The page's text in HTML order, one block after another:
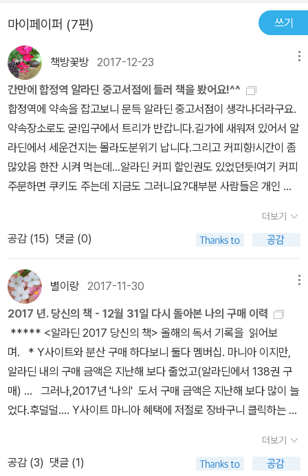
품 중에도 각각의 에피소드의 독립성이 높아서 한꺼번에 읽는 것보다
한 두권씩 읽는 것이 나을 것이다, 라는 가설만은 다수의 사람들에게
적용되는 이야기가 아닐까 싶다.
마이페이퍼 (7편) 쓰기
책방꽃방 2017-12-23
간만에 합정역 알라딘 중고서점에 들러 책을 봤어요!^^
합정역에 약속을 잡고보니 문득 알라딘 중고서점이 생각나더라구요.
약속장소로도 굳!입구에서 트리가 반갑니다.길가에 새워져 있어서 알
라딘에서 세운건지는 몰라도분위기 납니다.그리고 커피향!시간이 좀
많았음 한잔 시켜 먹는데...알라딘 커피 할인권도 있었던듯!여기 커피
주문하면 쿠키도 주는데 지금도 그러니요?대부분 사람들은 개인 볼
뭘해도 좋음!알라딘 중고서점엔 없는게 없어요.중고 씨디에 디비디!
만화책에 일반서적에 굳즈등등!저는 궁금했던 책 꺼내다가 봅니다.역
시 누군가를 기다릴땐 그림에세이가 최고!꼬닐리오의 그래도 너를 사
랑한단다!중고임에도 가격이 무려 4000원을 넘네요.그림이 주는 위
로와 행복!한때 네이버 스티커로 애용했던 꼬닐리의 그림!그게 유료
로 바뀌어서 무지 아쉬웠지만이렇게 책으로 만나니 더 반가운걸요!그
리고 만화책에 기웃거리다가백귀야행에 꽂혀서 빼들고 왔어요.귀신
보는 이야기는 물론 귀신나오는 이야기,음양사 이야기등에 관심이 많
은지라재밌게 보고 있는데 이야기가 약간 좀 복잡ㅠㅠ그러는 와중에
기다리던 사람이 연락이 와서나와야했어요.만화책 중고가격은 1500
원이었던듯!새책도 아니고 무지 헌책인데 넘 비쌈!아무튼 합정역에서
약속 잡을땐 알라딘 중고서점이 딱이에요!^^참 어제 서재의 달인에
북플매니아라고 메일이 왔던데올해도 똑같은 머그랑 다이어리 보내
더보기
공감 (15) 댓글 (0)
별이랑 2017-11-30
2017 년. 당신의 책 - 12월 31일 다시 돌아본 나의 구매 이력
***** <알라딘 2017 당신의 책> 올해의 독서 기록을 읽어보
며. * Y사이트와 분산 구매 하다보니 둘다 멤버십. 마니아 이지만,
알라딘 내의 구매 금액은 지난해 보다 줄었고(알라딘에서 138권 구
매) ... 그러나,2017년 '나의' 도서 구매 금액은 지난해 보다 많이 늘
었다.후덜덜.... Y사이트 마니아 혜택에 저절로 장바구니 클릭하는 나
1% 라니 그 만큼 알라딘에서의 구매량이 줄었겠지. *올해 내가 가
장 선호한 작가는 ' 카즈키 미야 ' 되시겠다. ***덧붙임.2018년 1월
더보기
공감 (3) 댓글 (1)